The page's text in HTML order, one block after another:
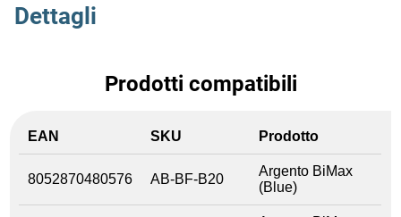
Dettagli
Prodotti compatibili
EAN SKU Prodotto
8052870480576 AB-BF-B20
Argento BiMax
(Blue)